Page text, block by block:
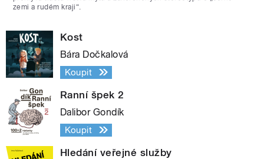
zemi a rudém kraji“.
Kost
Bára Dočkalová
Koupit
Ranní špek 2
Dalibor Gondík
Koupit
Hledání veřejné služby